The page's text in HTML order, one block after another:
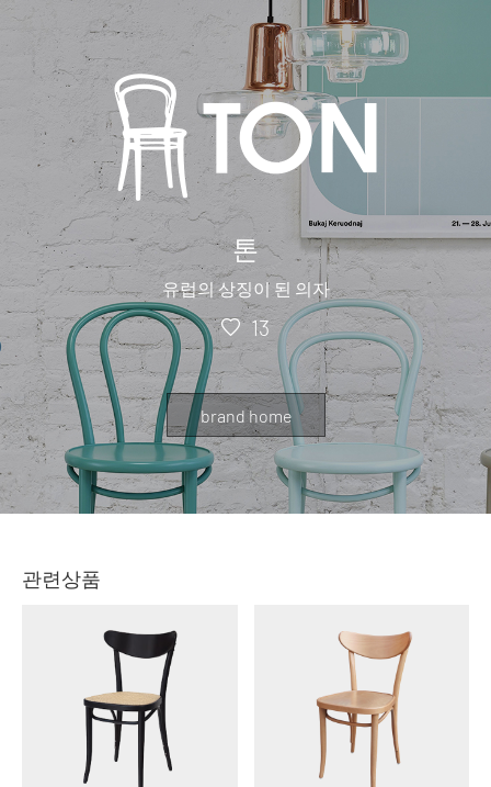
톤
유럽의 상징이 된 의자
13
brand home
관련상품